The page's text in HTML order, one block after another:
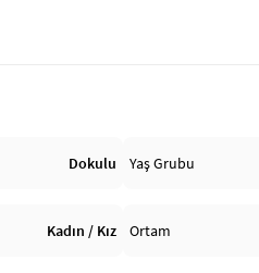
Dokulu Yaş Grubu
Kadın / Kız Ortam